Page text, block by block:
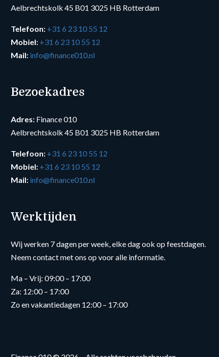
Aelbrechtskolk 45 B01 3025 HB Rotterdam
Telefoon: +31 6 23 10 55 12
Mobiel: +31 6 23 10 55 12
Mail: info@finance010.nl
Bezoekadres
Adres: Finance 010
Aelbrechtskolk 45 B01 3025 HB Rotterdam
Telefoon: +31 6 23 10 55 12
Mobiel: +31 6 23 10 55 12
Mail: info@finance010.nl
Werktijden
Wij werken 7 dagen per week, elke dag ook op feestdagen.
Neem contact met ons op voor alle informatie.
Ma – Vrij: 09:00 – 17:00
Za: 12:00 – 17:00
Zo en vakantiedagen 12:00 – 17:00